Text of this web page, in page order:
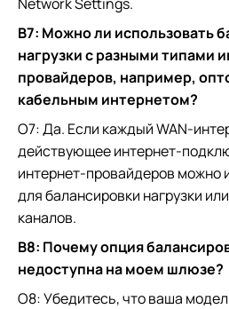
В7: Можно ли использовать
нагрузки с разными типами
провайдеров, например,
кабельным интернетом?
О7: Да. Если каждый WAN-
действующее интернет-
интернет-провайдеров можно
для балансировки нагрузки
каналов.
В8: Почему опция
недоступна на моем шлюзе?
О8: Убедитесь, что ваша